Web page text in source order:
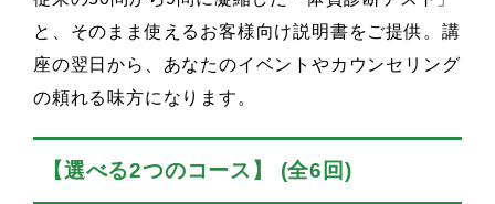
と、そのまま使えるお客様向け説明書をご提供。講
座の翌日から、あなたのイベントやカウンセリング
の頼れる味方になります。
【選べる2つのコース】 (全6回)